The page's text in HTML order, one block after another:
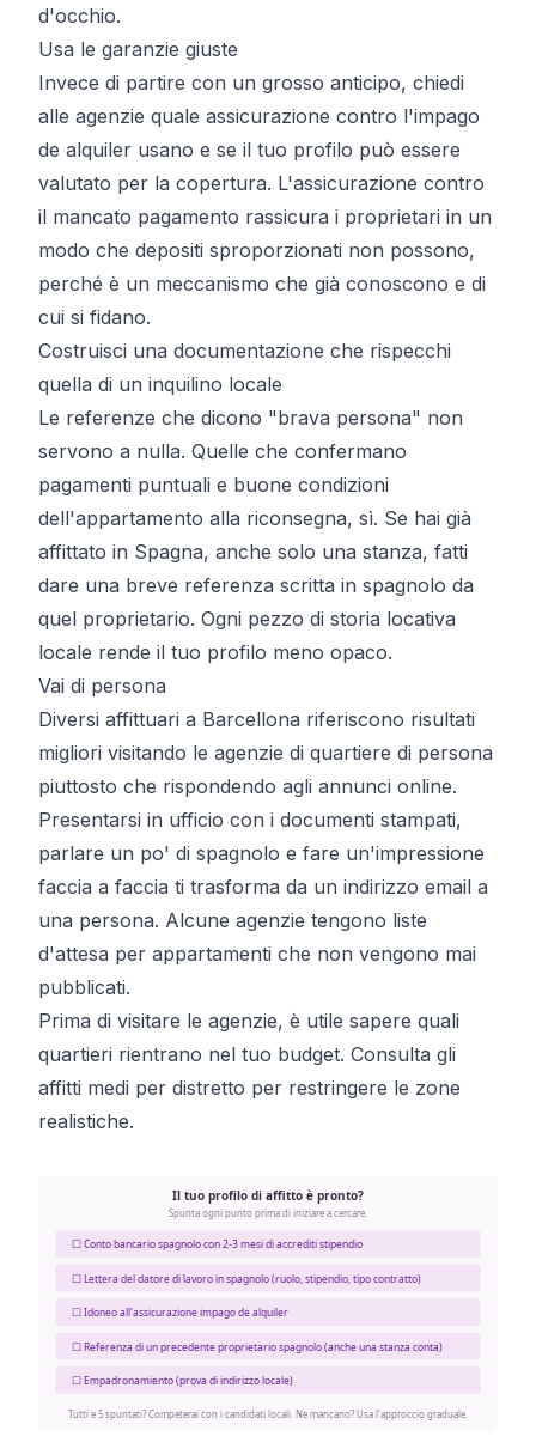
d'occhio.
Usa le garanzie giuste
Invece di partire con un grosso anticipo, chiedi
alle agenzie quale assicurazione contro l'impago
de alquiler usano e se il tuo profilo può essere
valutato per la copertura. L'assicurazione contro
il mancato pagamento rassicura i proprietari in un
modo che depositi sproporzionati non possono,
perché è un meccanismo che già conoscono e di
cui si fidano.
Costruisci una documentazione che rispecchi
quella di un inquilino locale
Le referenze che dicono "brava persona" non
servono a nulla. Quelle che confermano
pagamenti puntuali e buone condizioni
dell'appartamento alla riconsegna, sì. Se hai già
affittato in Spagna, anche solo una stanza, fatti
dare una breve referenza scritta in spagnolo da
quel proprietario. Ogni pezzo di storia locativa
locale rende il tuo profilo meno opaco.
Vai di persona
Diversi affittuari a Barcellona riferiscono risultati
migliori visitando le agenzie di quartiere di persona
piuttosto che rispondendo agli annunci online.
Presentarsi in ufficio con i documenti stampati,
parlare un po' di spagnolo e fare un'impressione
faccia a faccia ti trasforma da un indirizzo email a
una persona. Alcune agenzie tengono liste
d'attesa per appartamenti che non vengono mai
pubblicati.
Prima di visitare le agenzie, è utile sapere quali
quartieri rientrano nel tuo budget. Consulta gli
affitti medi per distretto per restringere le zone
realistiche.
Il tuo profilo di affitto è pronto?
Spunta ogni punto prima di iniziare a cercare.
☐ Conto bancario spagnolo con 2-3 mesi di accrediti stipendio
☐ Lettera del datore di lavoro in spagnolo (ruolo, stipendio, tipo contratto)
☐ Idoneo all'assicurazione impago de alquiler
☐ Referenza di un precedente proprietario spagnolo (anche una stanza conta)
☐ Empadronamiento (prova di indirizzo locale)
Tutti e 5 spuntati? Competerai con i candidati locali. Ne mancano? Usa l'approccio graduale.